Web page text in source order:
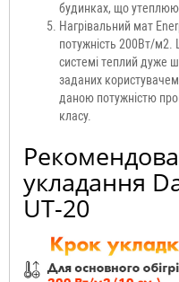
будинках, що
Нагрівальний мат
потужність 200Вт/м2.
системі теплий дуже
заданих
даною потужністю
класу.
укладання
UT-20